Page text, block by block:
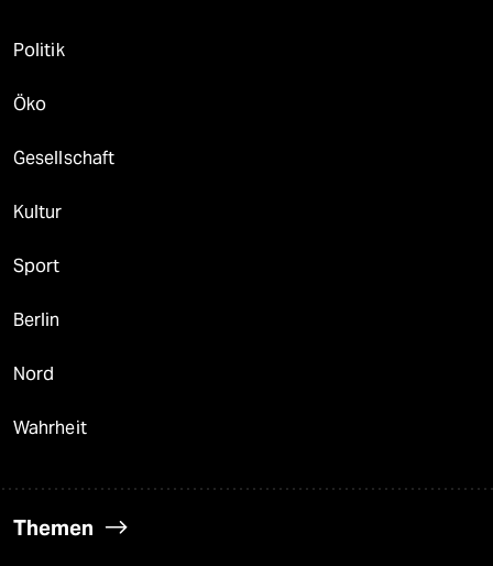
Politik
Öko
Gesellschaft
Kultur
Sport
Berlin
Nord
Wahrheit
Themen